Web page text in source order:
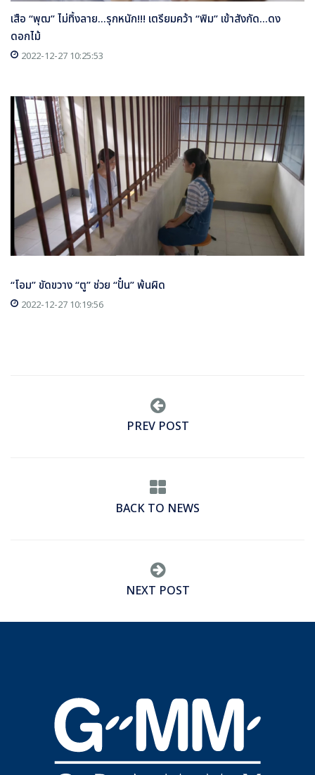
เสือ “พุฒ” ไม่ทิ้งลาย...รุกหนัก!!! เตรียมคว้า “พิม” เข้าสังกัด...ดง
ดอกไม้
2022-12-27 10:25:53
“โอม” ขัดขวาง “ตู” ช่วย “ปั๋น” พ้นผิด
2022-12-27 10:19:56
PREV POST
BACK TO NEWS
NEXT POST